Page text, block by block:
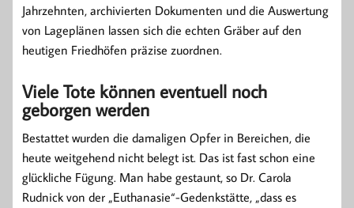
Jahrzehnten, archivierten Dokumenten und die Auswertung
von Lageplänen lassen sich die echten Gräber auf den
heutigen Friedhöfen präzise zuordnen.
Viele Tote können eventuell noch
geborgen werden
Bestattet wurden die damaligen Opfer in Bereichen, die
heute weitgehend nicht belegt ist. Das ist fast schon eine
glückliche Fügung. Man habe gestaunt, so Dr. Carola
Rudnick von der „Euthanasie“-Gedenkstätte, „dass es